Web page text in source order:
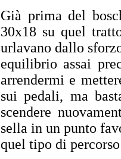
Già prima del
30x18 su quel
urlavano dallo
equilibrio assai
arrendermi e
sui pedali, ma
scendere
sella in un punto
quel tipo di